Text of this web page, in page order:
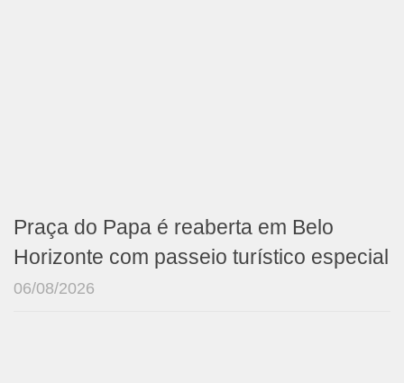
Praça do Papa é reaberta em Belo
Horizonte com passeio turístico especial
06/08/2026